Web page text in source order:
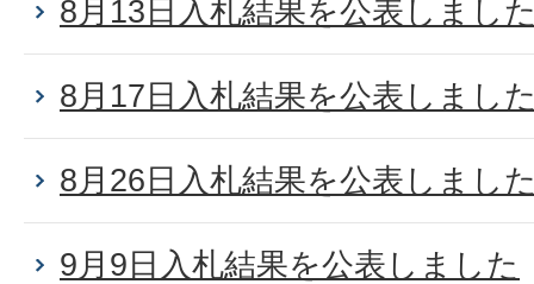
8月13日入札結果を公表しまし
8月17日入札結果を公表しまし
8月26日入札結果を公表しまし
9月9日入札結果を公表しました